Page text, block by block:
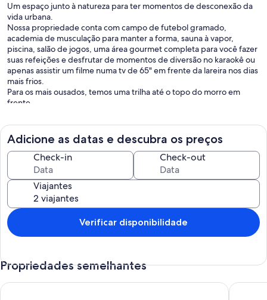
Um espaço junto à natureza para ter momentos de desconexão da
vida urbana.
Nossa propriedade conta com campo de futebol gramado,
academia de musculação para manter a forma, sauna à vapor,
piscina, salão de jogos, uma área gourmet completa para você fazer
suas refeições e desfrutar de momentos de diversão no karaokê ou
apenas assistir um filme numa tv de 65" em frente da lareira nos dias
mais frios.
Para os mais ousados, temos uma trilha até o topo do morro em
frente.
aumenta a privacidade pelo distanciamento. é como estar em uma
grande pousada mas apenas para você e sua família.
Para um maior conforto, nossa colaboradora estará presente das 9h
às 16h para manter tudo organizador e cozinhar para vocês. Após a
reserva vocês podem entrar em contato para definir o cardápio e
vocês fazerem as compras de alimentos.
Todos nossos quartos tem ar condicionado e também temos
ventiladores por toda casa. temos um total de 4 tvs, a principal na
area gourmet e as outras espalhadas pelos quartos.
A suíte master conta com uma pequena sala com lareira.
Certamente somos uma ótima escolha para quem quer se
Para casamentos e comemorações, além do valor da plataforma,
cobramos uma taxa extra a ser negociada
Adicione as datas e descubra os preços
Check-in Check-out
Viajantes
Verificar disponibilidade
Propriedades semelhantes
Vale do Cuiabá! The green in nature in every room!